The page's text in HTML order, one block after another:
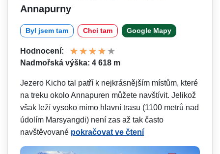
Annapurny
Byl jsem tam Chci tam Google Mapy
Hodnocení:
Nadmořská výška: 4 618 m
Jezero Kicho tal patří k nejkrásnějším místům, které
na treku okolo Annapuren můžete navštívit. Jelikož
však leží vysoko mimo hlavní trasu (1100 metrů nad
údolím Marsyangdi) není zas až tak často
navštěvované pokračovat ve čtení